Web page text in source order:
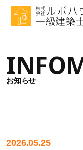
お知らせ
2026.05.25